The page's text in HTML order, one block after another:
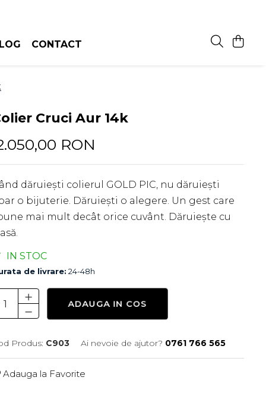
CONTACT
Cruci Aur 14k
RON
dăruiești colierul GOLD PIC, nu dăruiești
o bijuterie. Dăruiești o alegere. Un gest care
mai mult decât orice cuvânt. Dăruiește cu
IN STOC
de livrare: 24-48h
ADAUGA IN COS
Produs: C903 Ai nevoie de ajutor? 0761 766 565
Adauga la Favorite